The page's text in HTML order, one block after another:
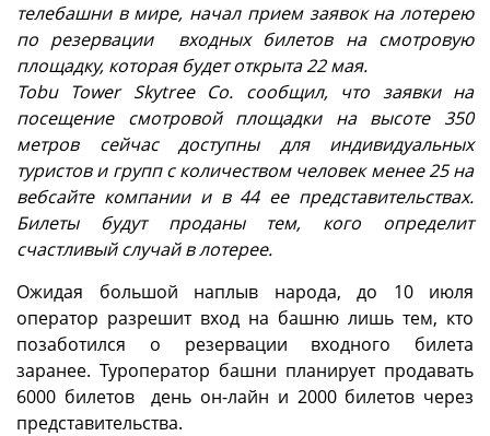
телебашни в мире, начал прием заявок на лотерею
по резервации входных билетов на смотровую
площадку, которая будет открыта 22 мая.
Tobu Tower Skytree Co. сообщил, что заявки на
посещение смотровой площадки на высоте 350
метров сейчас доступны для индивидуальных
туристов и групп с количеством человек менее 25 на
вебсайте компании и в 44 ее представительствах.
Билеты будут проданы тем, кого определит
счастливый случай в лотерее.
Ожидая большой наплыв народа, до 10 июля
оператор разрешит вход на башню лишь тем, кто
позаботился о резервации входного билета
заранее. Туроператор башни планирует продавать
6000 билетов день он-лайн и 2000 билетов через
представительства.